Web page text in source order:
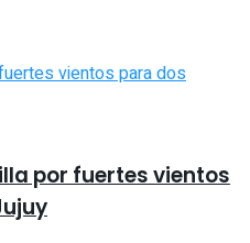
por fuertes vientos